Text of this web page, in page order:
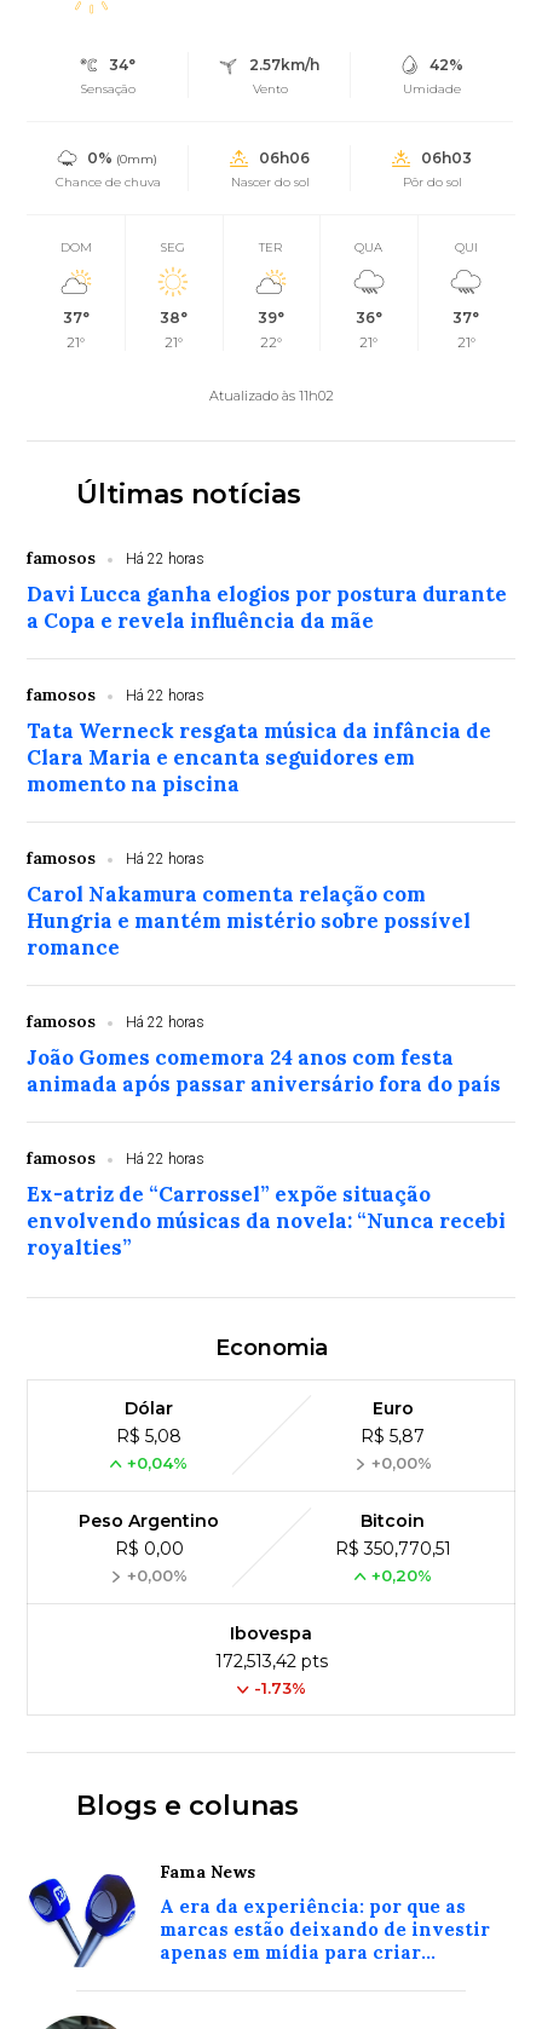
34°
Sensação
2.57km/h
Vento
42%
Umidade
0% (0mm)
Chance de chuva
06h06
Nascer do sol
06h03
Pôr do sol
DOM
37°
21°
SEG
38°
21°
TER
39°
22°
QUA
36°
21°
QUI
37°
21°
Atualizado às 11h02
Últimas notícias
famosos Há 22 horas
Davi Lucca ganha elogios por postura durante
a Copa e revela influência da mãe
famosos Há 22 horas
Tata Werneck resgata música da infância de
Clara Maria e encanta seguidores em
momento na piscina
famosos Há 22 horas
Carol Nakamura comenta relação com
Hungria e mantém mistério sobre possível
romance
famosos Há 22 horas
João Gomes comemora 24 anos com festa
animada após passar aniversário fora do país
famosos Há 22 horas
Ex-atriz de “Carrossel” expõe situação
envolvendo músicas da novela: “Nunca recebi
royalties”
Economia
Dólar
R$ 5,08
+0,04%
Euro
R$ 5,87
+0,00%
Peso Argentino
R$ 0,00
+0,00%
Bitcoin
R$ 350,770,51
+0,20%
Ibovespa
172,513,42 pts
-1.73%
Blogs e colunas
Fama News
A era da experiência: por que as
marcas estão deixando de investir
apenas em mídia para criar